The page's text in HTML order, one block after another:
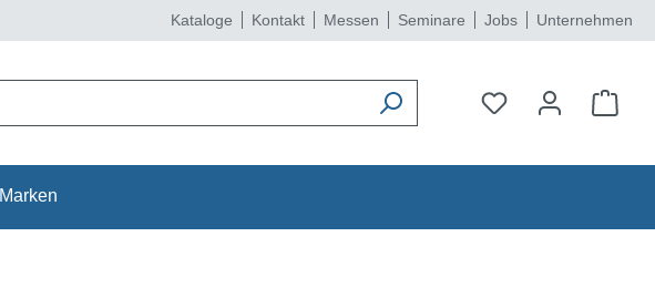
Kataloge Kontakt Messen Seminare Jobs Unternehmen
Marken